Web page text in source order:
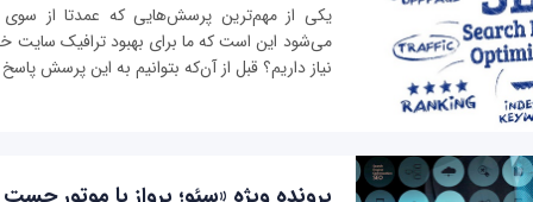
یکی از مهم‌ترین پرسش‌هایی که عمدتا از
می‌شود این است که ما برای بهبود ترافیک سایت
نیاز داریم؟ قبل از آن‌که بتوانیم به این پرسش